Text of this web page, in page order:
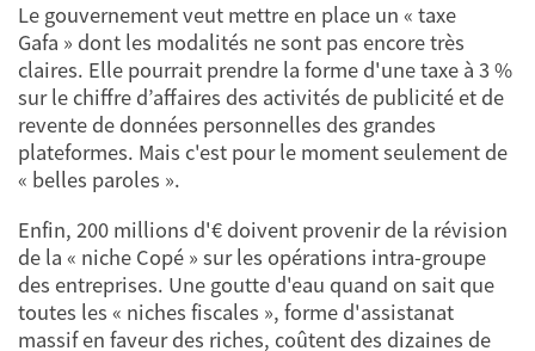
Le gouvernement veut mettre en place un « taxe
Gafa » dont les modalités ne sont pas encore très
claires. Elle pourrait prendre la forme d'une taxe à 3 %
sur le chiffre d’affaires des activités de publicité et de
revente de données personnelles des grandes
plateformes. Mais c'est pour le moment seulement de
« belles paroles ».
Enfin, 200 millions d'€ doivent provenir de la révision
de la « niche Copé » sur les opérations intra-groupe
des entreprises. Une goutte d'eau quand on sait que
toutes les « niches fiscales », forme d'assistanat
massif en faveur des riches, coûtent des dizaines de